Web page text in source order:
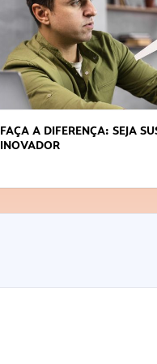
FAÇA A DIFERENÇA: SEJA
INOVADOR